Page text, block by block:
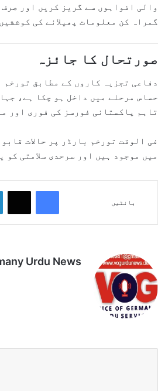
والی افواہوں سے گریز کریں اور
گمراہ کن معلومات پھیلانے کی
صورتحال کا جائزہ
دفاعی تجزیہ کاروں کے مطابق
حساس مرحلے میں داخل ہو چکا ہے،
تاہم پاکستانی فورسز کی فوری اور
فی الوقت تورخم بارڈر پر حالات
میں موجود ہیں اور سرحدی سلامتی
بانٹیں
X
Urdu News